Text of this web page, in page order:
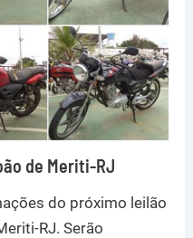
de Meriti-RJ
do próximo leilão
RJ. Serão